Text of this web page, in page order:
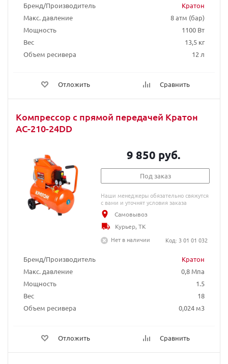
Бренд/Производитель
Кратон
Макс. давление
8 атм (бар)
Мощность
1100 Вт
Вес
13,5 кг
Объем ресивера
12 л
Отложить Сравнить
Компрессор с прямой передачей Кратон
АС-210-24DD
Бренд/Производитель
Кратон
Макс. давление
0,8 Мпа
Мощность
1.5
Вес
18
Объем ресивера
0,024 м3
Отложить Сравнить
9 850 руб.
Под заказ
Наши менеджеры обязательно свяжутся
с вами и уточнят условия заказа
Самовывоз
Курьер, ТК
Нет в наличии
Код: 3 01 01 032